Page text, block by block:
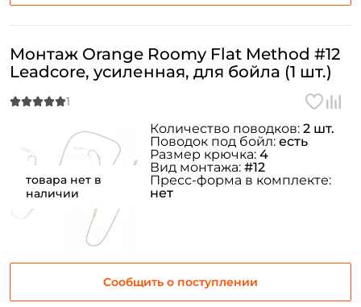
товара нет в
наличии
Монтаж Orange Roomy Flat Method #12
Leadcore, усиленная, для бойла (1 шт.)
Сообщить о поступлении
Количество поводков: 2 шт.
Поводок под бойл: есть
Размер крючка: 4
Вид монтажа: #12
Пресс-форма в комплекте:
нет